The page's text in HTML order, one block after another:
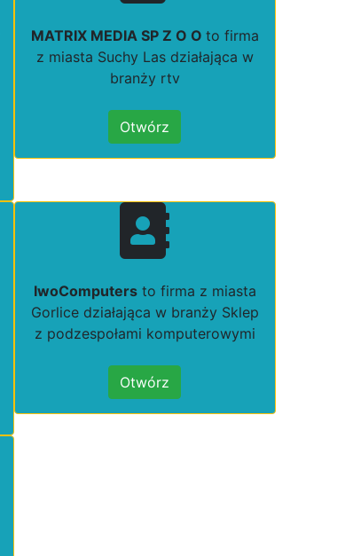
MATRIX MEDIA SP Z O O to firma
z miasta Suchy Las działająca w
branży rtv
Otwórz
IwoComputersto firma z miasta
Gorlice działająca w branży Sklep
z podzespołami komputerowymi
Otwórz